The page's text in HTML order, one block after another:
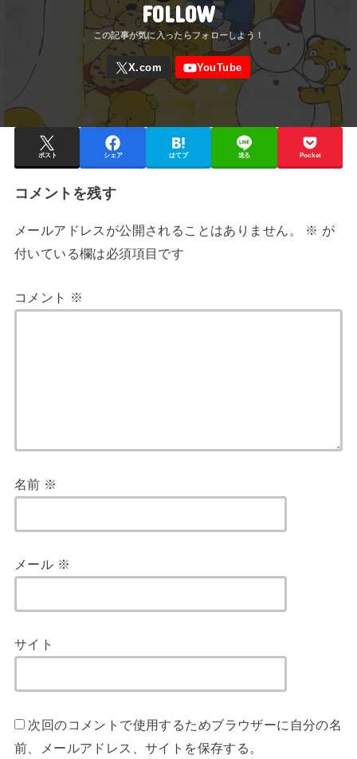
FOLLOW
ポスト シェア はてブ 送る Pocket
コメントを残す
メールアドレスが公開されることはありません。 ※ が
付いている欄は必須項目です
コメント ※
名前 ※
メール ※
サイト
次回のコメントで使用するためブラウザーに自分の名
前、メールアドレス、サイトを保存する。